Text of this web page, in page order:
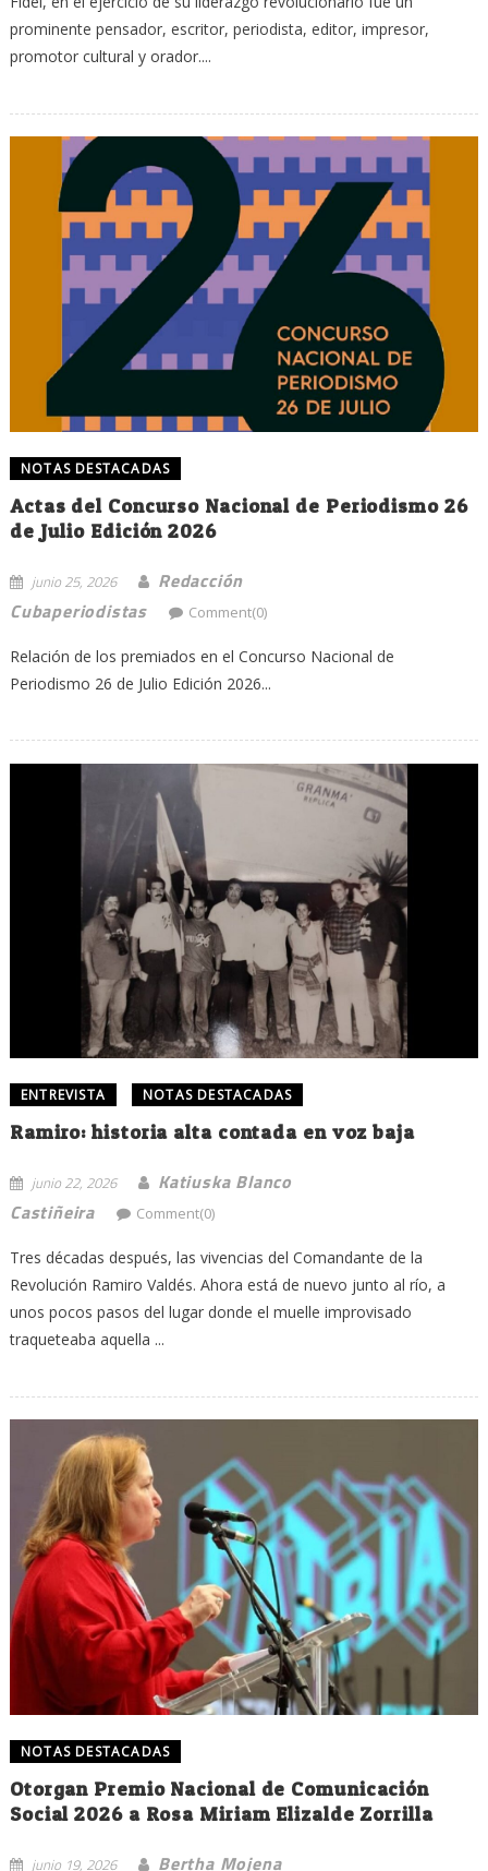
prominente pensador, escritor, periodista, editor, impresor,
promotor cultural y orador....
NOTAS DESTACADAS
Actas del Concurso Nacional de Periodismo 26
de Julio Edición 2026
junio 25, 2026
Redacción
Cubaperiodistas
Comment(0)
Relación de los premiados en el Concurso Nacional de
Periodismo 26 de Julio Edición 2026...
ENTREVISTA NOTAS DESTACADAS
Ramiro: historia alta contada en voz baja
junio 22, 2026
Katiuska Blanco
Castiñeira
Comment(0)
Tres décadas después, las vivencias del Comandante de la
Revolución Ramiro Valdés. Ahora está de nuevo junto al río, a
unos pocos pasos del lugar donde el muelle improvisado
traqueteaba aquella ...
NOTAS DESTACADAS
Otorgan Premio Nacional de Comunicación
Social 2026 a Rosa Miriam Elizalde Zorrilla
junio 19, 2026
Bertha Mojena